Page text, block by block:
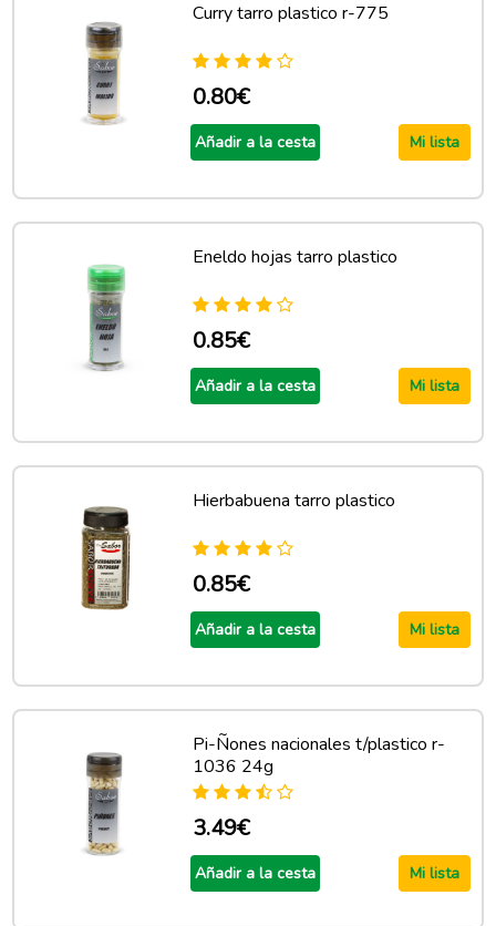
Curry tarro plastico r-775
0.80€
Añadir a la cesta Mi lista
Eneldo hojas tarro plastico
0.85€
Añadir a la cesta Mi lista
Hierbabuena tarro plastico
0.85€
Añadir a la cesta Mi lista
Pi-Ñones nacionales t/plastico r-
1036 24g
3.49€
Añadir a la cesta Mi lista